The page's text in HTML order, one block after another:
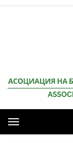
Мобилна
навигация